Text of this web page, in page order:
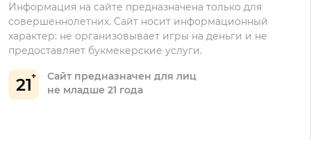
21
Сайт предназначен для лиц
не младше 21 года
Информация на сайте предназначена только для
совершеннолетних. Сайт носит информационный
характер: не организовывает игры на деньги и не
предоставляет букмекерские услуги.